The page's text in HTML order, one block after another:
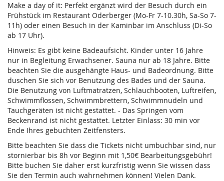
Make a day of it: Perfekt ergänzt wird der Besuch durch ein
Frühstück im Restaurant Oderberger (Mo-Fr 7-10.30h, Sa-So 7-
11h) oder einen Besuch in der Kaminbar im Anschluss (Di-So
ab 17 Uhr).
Hinweis: Es gibt keine Badeaufsicht. Kinder unter 16 Jahre
nur in Begleitung Erwachsener. Sauna nur ab 18 Jahre. Bitte
beachten Sie die ausgehängte Haus- und Badeordnung. Bitte
duschen Sie sich vor Benutzung des Bades und der Sauna.
Die Benutzung von Luftmatratzen, Schlauchbooten, Luftreifen,
Schwimmflossen, Schwimmbrettern, Schwimmnudeln und
Tauchgeräten ist nicht gestattet. - Das Springen vom
Beckenrand ist nicht gestattet. Letzter Einlass: 30 min vor
Ende Ihres gebuchten Zeitfensters.
Bitte beachten Sie dass die Tickets nicht umbuchbar sind, nur
stornierbar bis 8h vor Beginn mit 1,50€ Bearbeitungsgebühr!
Bitte buchen Sie daher erst kurzfristig wenn Sie wissen dass
Sie den Termin auch wahrnehmen können! Vielen Dank.